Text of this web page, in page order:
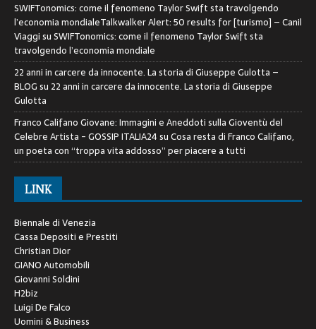
SWIFTonomics: come il fenomeno Taylor Swift sta travolgendo
l’economia mondialeTalkwalker Alert: 50 results for [turismo] – Canil
ViaggisuSWIFTonomics: come il fenomeno Taylor Swift sta
travolgendo l’economia mondiale
22 anni in carcere da innocente. La storia di Giuseppe Gulotta –
BLOGsu 22 anni in carcere da innocente. La storia di Giuseppe
Gulotta
Franco Califano Giovane: Immagini e Aneddoti sulla Gioventù del
Celebre Artista - GOSSIP ITALIA24suCosa resta di Franco Califano,
un poeta con “troppa vita addosso” per piacere a tutti
LINK
Biennale di Venezia
Cassa Depositi e Prestiti
Christian Dior
GIANO Automobili
Giovanni Soldini
H2biz
Luigi De Falco
Uomini & Business